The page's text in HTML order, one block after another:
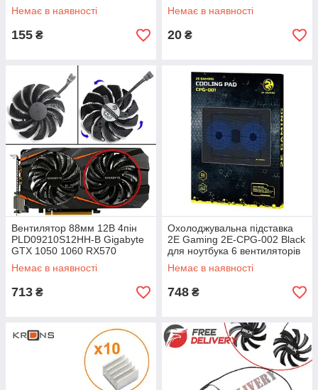
Немає в наявності
155 ₴
Немає в наявності
20 ₴
Вентилятор 88мм 12В 4пін
PLD09210S12HH-B Gigabyte
GTX 1050 1060 RX570
Немає в наявності
713 ₴
Охолоджувальна підставка
2E Gaming 2E-CPG-002 Black
для ноутбука 6 вентиляторів
LED-підсвітка
Немає в наявності
748 ₴